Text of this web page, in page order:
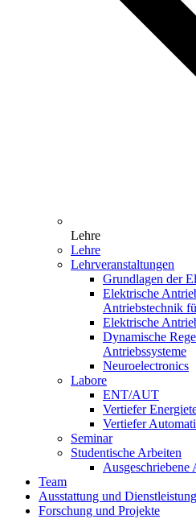
Lehre
Lehre
Lehrveranstaltungen
Grundlagen der
Elektrische
Antriebstechnik
Elektrische
Dynamische
Antriebssysteme
Neuroelectronics
Labore
ENT/AUT
Vertiefer
Vertiefer
Seminar
Studentische Arbeiten
Ausgeschriebene
Team
Ausstattung und
Forschung und Projekte